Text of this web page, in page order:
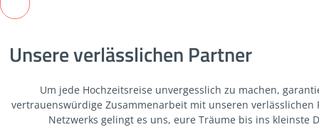
Unsere verlässlichen Partner
Um jede Hochzeitsreise unvergesslich zu machen,
vertrauenswürdige Zusammenarbeit mit unseren
Netzwerks gelingt es uns, eure Träume bis ins kleinste